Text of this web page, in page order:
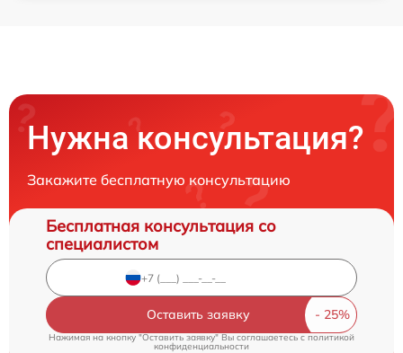
Нужна консультация?
Закажите бесплатную консультацию
Бесплатная консультация со
специалистом
Оставить заявку
Нажимая на кнопку "Оставить заявку" Вы соглашаетесь cполитикой
конфиденциальности